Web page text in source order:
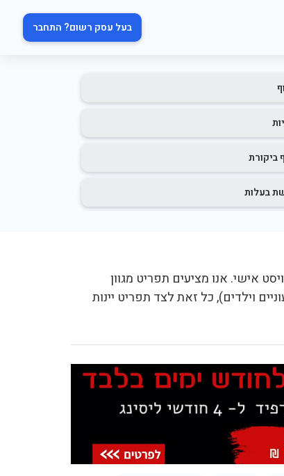
בעל עסק רשום? התחבר
ביקורת
בעלות
אישי. אנו מציעים תפריט מגוון
וילדים), כל זאת לצד תפריט יינות